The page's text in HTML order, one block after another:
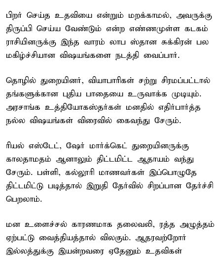
பிறர் செய்த உதவியை என்றும் மறக்காமல், அவருக்கு
திருப்பி செய்ய வேண்டும் என்ற எண்ணமுள்ள கடகம்
ராசியினருக்கு இந்த வாரம் லாப ஸ்தான சுக்கிரன் பல
மகிழ்ச்சியான விஷயங்களை நடத்தி வைப்பார்.
தொழில் துறையினர், வியாபாரிகள் சற்று சிரமப்பட்டால்
தங்களுக்கான புதிய பாதையை உருவாக்க முடியும்.
அரசாங்க உத்தியோகஸ்தர்கள் மனதில் எதிர்பார்த்த
நல்ல விஷயங்கள் விரைவில் கைவந்து சேரும்.
ரியல் எஸ்டேட், ஷேர் மார்க்கெட் துறையினருக்கு
காலதாமதம் ஆனாலும் திட்டமிட்ட ஆதாயம் வந்து
சேரும். பள்ளி, கல்லூரி மாணவர்கள் இப்பொழுதே
திட்டமிட்டு படித்தால் இறுதி தேர்வில் சிறப்பான தேர்ச்சி
பெறலாம்.
மன உளைச்சல் காரணமாக தலைவலி, ரத்த அழுத்தம்
ஏற்பட்டு வைத்தியத்தால் விலகும். ஆதரவற்றோர்
இல்லத்துக்கு இயன்றவரை ஏதேனும் உதவிகள்